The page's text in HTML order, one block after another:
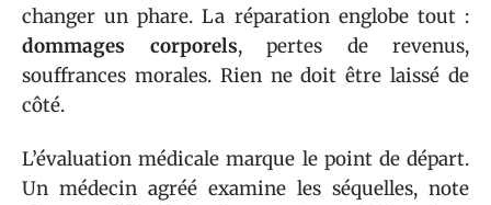
changer un phare. La réparation englobe tout :
dommages corporels, pertes de revenus,
souffrances morales. Rien ne doit être laissé de
côté.
L’évaluation médicale marque le point de départ.
Un médecin agréé examine les séquelles, note